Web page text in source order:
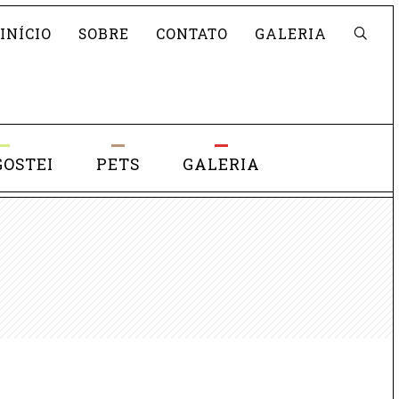
Pesquisar
INÍCIO
SOBRE CONTATO GALERIA
PETS GALERIA